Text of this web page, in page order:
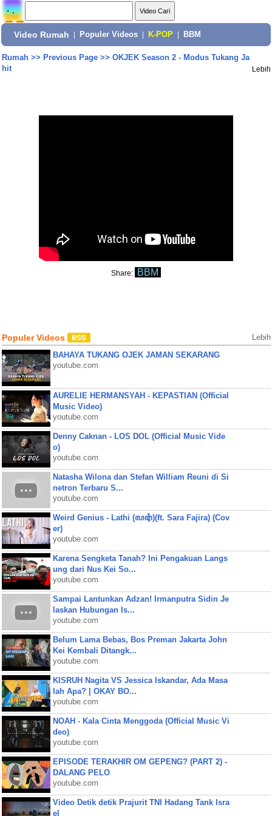
Video Rumah Populer Videos K-POP BBM
Rumah>> Previous Page>> OKJEK Season 2 - Modus Tukang Ja
hit
Lebih
Share: BBM
Populer Videos Lebih
BAHAYA TUKANG OJEK JAMAN SEKARANG
youtube.com
AURELIE HERMANSYAH - KEPASTIAN (Official
Music Video)
youtube.com
Denny Caknan - LOS DOL (Official Music Vide
o)
youtube.com
Natasha Wilona dan Stefan William Reuni di Si
netron Terbaru S...
youtube.com
Weird Genius - Lathi (ꦭꦛꦶ)(ft. Sara Fajira) (Cov
er)
youtube.com
Karena Sengketa Tanah? Ini Pengakuan Langs
ung dari Nus Kei So...
youtube.com
Sampai Lantunkan Adzan! Irmanputra Sidin Je
laskan Hubungan Is...
youtube.com
Belum Lama Bebas, Bos Preman Jakarta John
Kei Kembali Ditangk...
youtube.com
KISRUH Nagita VS Jessica Iskandar, Ada Masa
lah Apa? | OKAY BO...
youtube.com
NOAH - Kala Cinta Menggoda (Official Music Vi
deo)
youtube.com
EPISODE TERAKHIR OM GEPENG? (PART 2) -
DALANG PELO
youtube.com
Video Detik detik Prajurit TNI Hadang Tank Isra
el